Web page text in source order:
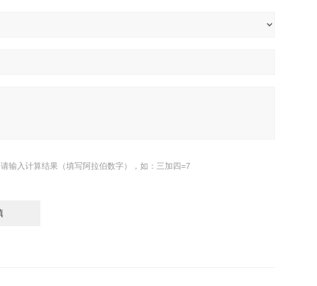
请输入计算结果（填写阿拉伯数字），如：三加四=7